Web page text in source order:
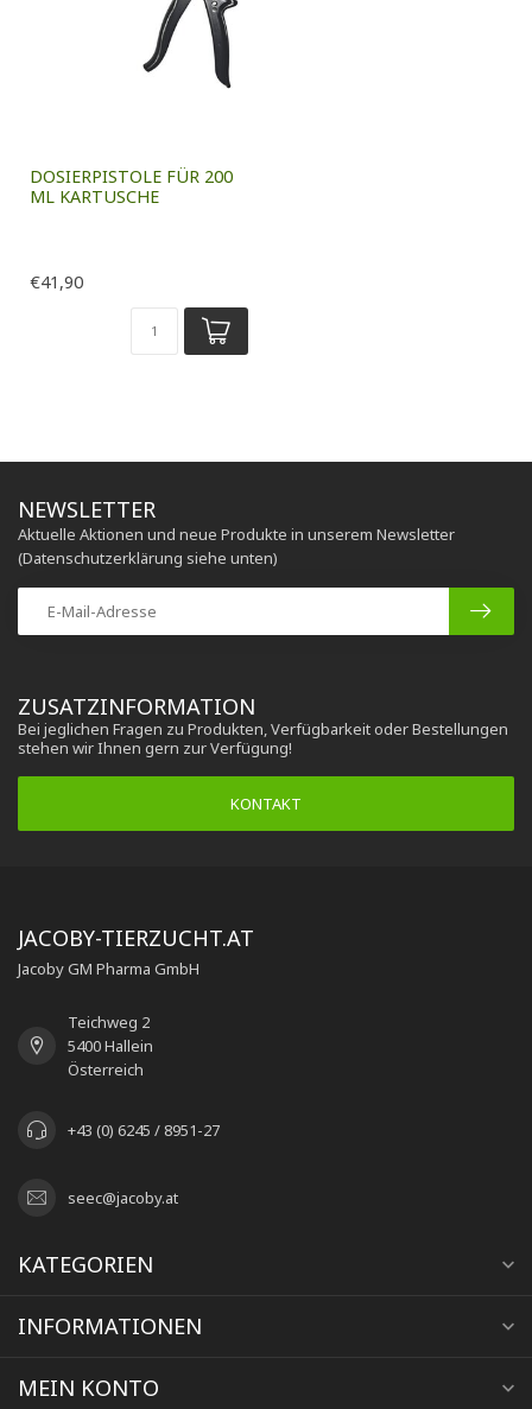
DOSIERPISTOLE FÜR 200
ML KARTUSCHE
€41,90
ZUSATZINFORMATION
Bei jeglichen Fragen zu Produkten, Verfügbarkeit oder Bestellungen
stehen wir Ihnen gern zur Verfügung!
KONTAKT
NEWSLETTER
Aktuelle Aktionen und neue Produkte in unserem Newsletter
(Datenschutzerklärung siehe unten)
JACOBY-TIERZUCHT.AT
Jacoby GM Pharma GmbH
Teichweg 2
5400 Hallein
Österreich
+43 (0) 6245 / 8951-27
seec@jacoby.at
KATEGORIEN
INFORMATIONEN
MEIN KONTO